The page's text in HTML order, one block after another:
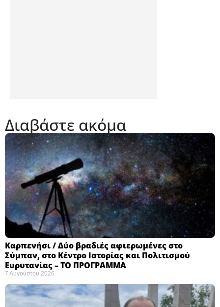
Διαβάστε ακόμα
Καρπενήσι / Δύο βραδιές αφιερωμένες στο
Σύμπαν, στο Κέντρο Ιστορίας και Πολιτισμού
Ευρυτανίας – ΤΟ ΠΡΟΓΡΑΜΜΑ
7 Αυγούστου 2026